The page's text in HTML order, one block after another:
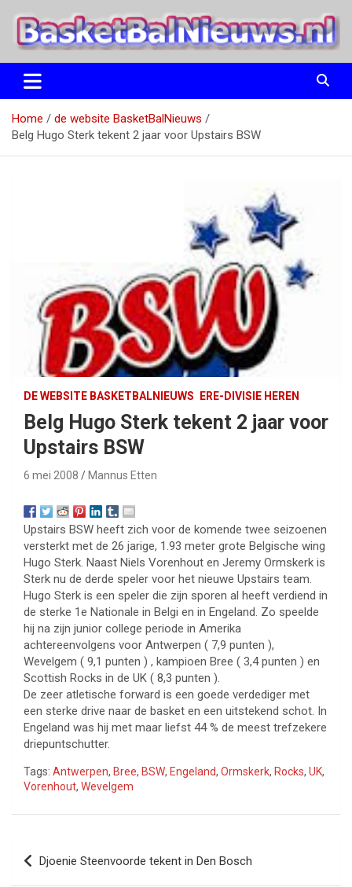
naar
BasketBalNieuws.nl
Etten
Home
de website BasketBalNieuws
Belg Hugo Sterk tekent 2 jaar voor Upstairs BSW
DE WEBSITE BASKETBALNIEUWS ERE-DIVISIE HEREN
Belg Hugo Sterk tekent 2 jaar voor
Upstairs BSW
6 mei 2008 Mannus Etten
Upstairs BSW heeft zich voor de komende twee seizoenen
versterkt met de 26 jarige, 1.93 meter grote Belgische wing
Hugo Sterk. Naast Niels Vorenhout en Jeremy Ormskerk is
Sterk nu de derde speler voor het nieuwe Upstairs team.
Hugo Sterk is een speler die zijn sporen al heeft verdiend in
de sterke 1e Nationale in Belgi en in Engeland. Zo speelde
hij na zijn junior college periode in Amerika
achtereenvolgens voor Antwerpen ( 7,9 punten ),
Wevelgem ( 9,1 punten ) , kampioen Bree ( 3,4 punten ) en
Scottish Rocks in de UK ( 8,3 punten ).
De zeer atletische forward is een goede verdediger met
een sterke drive naar de basket en een uitstekend schot. In
Engeland was hij met maar liefst 44 % de meest trefzekere
driepuntschutter.
Tags: Antwerpen, Bree, BSW, Engeland, Ormskerk, Rocks, UK,
Vorenhout, Wevelgem
Bericht
navigatie
Djoenie Steenvoorde tekent in Den Bosch